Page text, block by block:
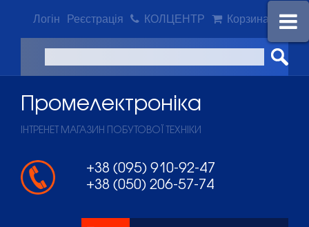
Логін Реєстрація КОЛЦЕНТР Корзина
Промeлектроніка
ІНТРЕНЕТ МАГАЗИН ПОБУТОВОЇ ТЕХНІКИ
+38 (095) 910-92-47
+38 (050) 206-57-74